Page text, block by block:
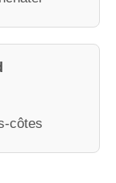
côtes